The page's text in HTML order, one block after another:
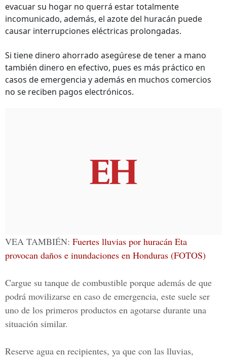
evacuar su hogar no querrá estar totalmente
incomunicado, además, el azote del huracán puede
causar interrupciones eléctricas prolongadas.
Si tiene dinero ahorrado asegúrese de tener a mano
también dinero en efectivo, pues es más práctico en
casos de emergencia y además en muchos comercios
no se reciben pagos electrónicos.
VEA TAMBIÉN: Fuertes lluvias por huracán Eta
provocan daños e inundaciones en Honduras (FOTOS)
Cargue su tanque de combustible porque además de que
podrá movilizarse en caso de emergencia, este suele ser
uno de los primeros productos en agotarse durante una
situación similar.
Reserve agua en recipientes, ya que con las lluvias,